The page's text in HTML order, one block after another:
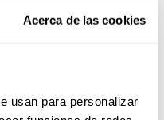
Acerca de las cookies
usan para personalizar
sehr kompetenten